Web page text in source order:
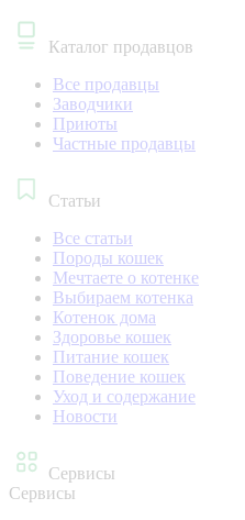
Каталог продавцов
Все продавцы
Заводчики
Приюты
Частные продавцы
Статьи
Все статьи
Породы кошек
Мечтаете о котенке
Выбираем котенка
Котенок дома
Здоровье кошек
Питание кошек
Поведение кошек
Уход и содержание
Новости
Сервисы
Сервисы